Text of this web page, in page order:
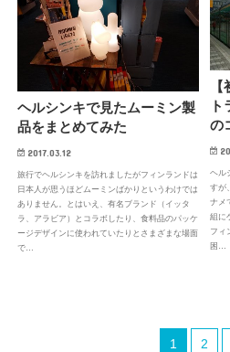
の
ヘル
すが
ナメ
組に
フィ
困…
ヘルシンキで見たムーミン製
品をまとめてみた
2017.03.12
旅行でヘルシンキを訪れましたがフィンランドは
日本人が思うほどムーミンばかりというわけでは
ありません。とはいえ、有名ブランド（イッタ
ラ、アラビア）とコラボしたり、食料品のパッケ
ージデザインに使われていたりとさまざまな場面
で…
1 2